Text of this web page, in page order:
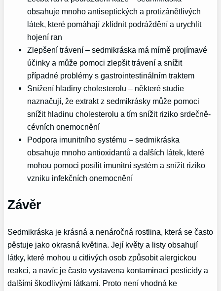
obsahuje mnoho antiseptických a protizánětlivých
látek, které pomáhají zklidnit podráždění a urychlit
hojení ran
Zlepšení trávení – sedmikráska má mírně projímavé
účinky a může pomoci zlepšit trávení a snížit
případné problémy s gastrointestinálním traktem
Snížení hladiny cholesterolu – některé studie
naznačují, že extrakt z sedmikrásky může pomoci
snížit hladinu cholesterolu a tím snížit riziko srdečně-
cévních onemocnění
Podpora imunitního systému – sedmikráska
obsahuje mnoho antioxidantů a dalších látek, které
mohou pomoci posílit imunitní systém a snížit riziko
vzniku infekčních onemocnění
Závěr
Sedmikráska je krásná a nenáročná rostlina, která se často
pěstuje jako okrasná květina. Její květy a listy obsahují
látky, které mohou u citlivých osob způsobit alergickou
reakci, a navíc je často vystavena kontaminaci pesticidy a
dalšími škodlivými látkami. Proto není vhodná ke